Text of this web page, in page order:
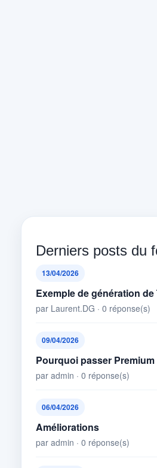
Derniers posts du
13/04/2026
Exemple de génération de
par Laurent.DG · 0 réponse(s)
09/04/2026
Pourquoi passer Premium
par admin · 0 réponse(s)
06/04/2026
Améliorations
par admin · 0 réponse(s)